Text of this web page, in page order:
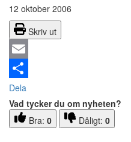
12 oktober 2006
Skriv ut
Email
Dela
Vad tycker du om nyheten?
Bra: 0 Dåligt: 0